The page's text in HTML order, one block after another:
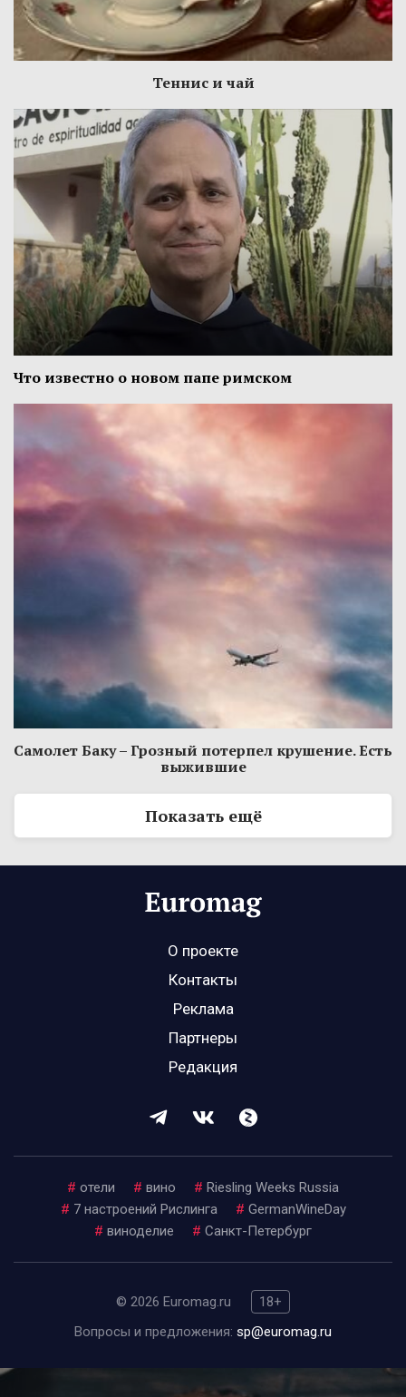
Теннис и чай
Что известно о новом папе римском
Самолет Баку – Грозный потерпел крушение. Есть
выжившие
Показать ещё
О проекте
Контакты
Реклама
Партнеры
Редакция
# отели # вино # Riesling Weeks Russia
# 7 настроений Рислинга # GermanWineDay
# виноделие # Санкт-Петербург
© 2026 Euromag.ru
18+
Вопросы и предложения: sp@euromag.ru